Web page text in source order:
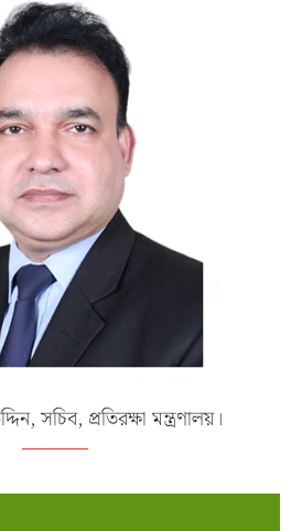
সচিব, প্রতিরক্ষা মন্ত্রণালয়।